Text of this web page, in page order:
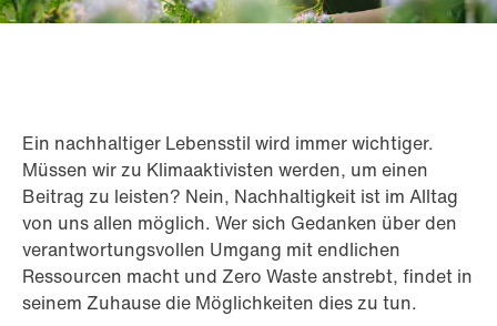
Ein nachhaltiger Lebensstil wird immer wichtiger.
Müssen wir zu Klimaaktivisten werden, um einen
Beitrag zu leisten? Nein, Nachhaltigkeit ist im Alltag
von uns allen möglich. Wer sich Gedanken über den
verantwortungsvollen Umgang mit endlichen
Ressourcen macht und Zero Waste anstrebt, findet in
seinem Zuhause die Möglichkeiten dies zu tun.